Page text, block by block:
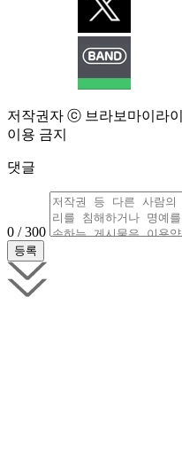
저작권자 ⓒ 브라보마이라
이용 금지
댓글
0 / 300